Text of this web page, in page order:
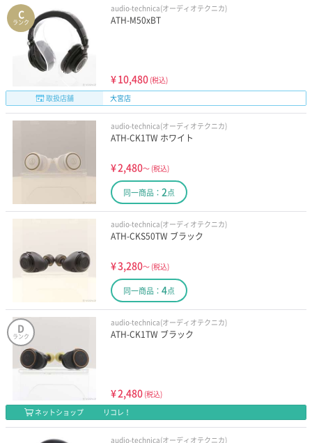
C
ランク
audio-technica(オーディオテクニカ)
ATH-M50xBT
¥10,480 (税込)
取扱店舗
大宮店
audio-technica(オーディオテクニカ)
ATH-CK1TW ホワイト
¥2,480～ (税込)
同一商品： 2点
audio-technica(オーディオテクニカ)
ATH-CKS50TW ブラック
¥3,280～ (税込)
同一商品： 4点
D
ランク
audio-technica(オーディオテクニカ)
ATH-CK1TW ブラック
¥2,480 (税込)
ネットショップ
リコレ！
audio-technica(オーディオテクニカ)